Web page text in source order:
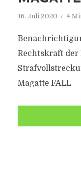
16. Juli 2020 4
Rechtskraft
Magatte FALL